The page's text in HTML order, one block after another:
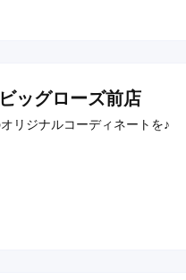
ッグローズ前店
リジナルコーディネートを♪